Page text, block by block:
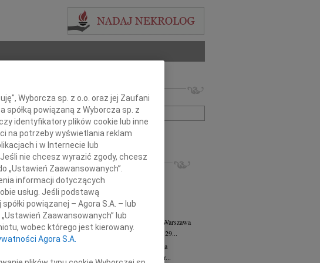
Imię i nazwisko lub numer ogłoszenia:
+ szukanie zaawansowane
INNE NEKROLOGI
07.08.2026Warszawa
Dziekanie Wydziału dr hab. Julii Kubisie,...
07.08.2026Warszawa
Naszej kochanej i dzielnej Marylce Butruk...
Jacek Tadeusz Duniec
Warszawa
Z wielkim żalem przyjęliśmy wiadomość, że 29...
Małgorzata Kościelska
Warszawa
W dniu 3 sierpnia 2026 roku zmarła Profesor...
Wyborcza sp. z o.o. oraz jej Zaufani
spółką powiązaną z Wyborcza sp. z
identyfikatory plików cookie lub inne
na potrzeby wyświetlania reklam
i w Internecie lub
nie chcesz wyrazić zgody, chcesz
„Ustawień Zaawansowanych”.
informacji dotyczących
usług. Jeśli podstawą
powiązanej – Agora S.A. – lub
Zaawansowanych” lub
wobec którego jest kierowany.
Agora S.A.